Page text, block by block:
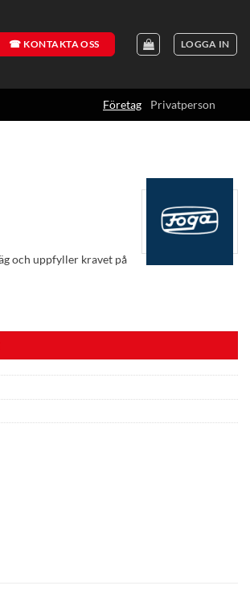
☎ KONTAKTA OSS LOGGA IN
Företag Privatperson
och uppfyller kravet på